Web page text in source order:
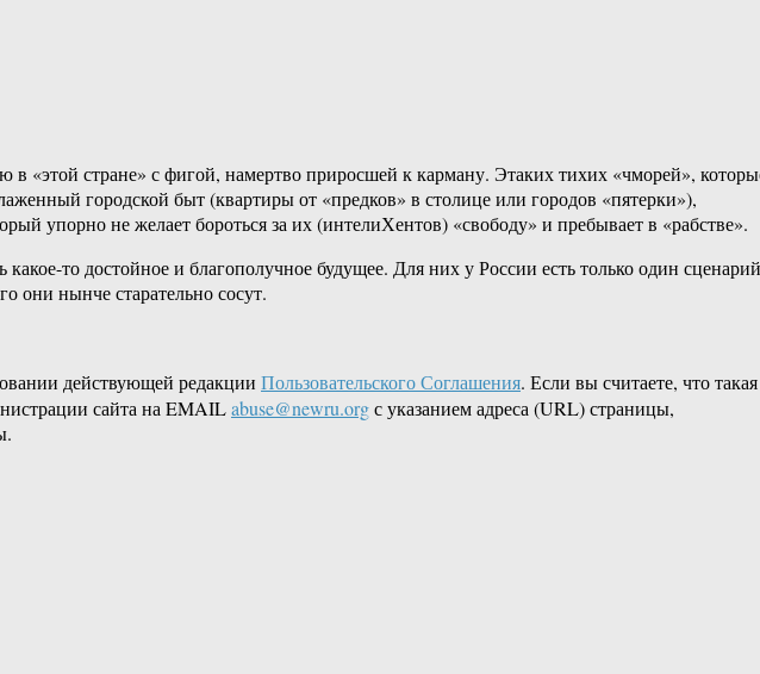
стране» с фигой, намертво приросшей к карману. Этаких тихих «чморей»,
городской быт (квартиры от «предков» в столице или городов «пятерки»),
упорно не желает бороться за их (интелиХентов) «свободу» и пребывает в «рабстве».
то достойное и благополучное будущее. Для них у России есть только один
они нынче старательно сосут.
действующей редакции Пользовательского Соглашения. Если вы считаете, что такая
сайта на EMAILabuse@newru.orgс указанием адреса (URL) страницы,